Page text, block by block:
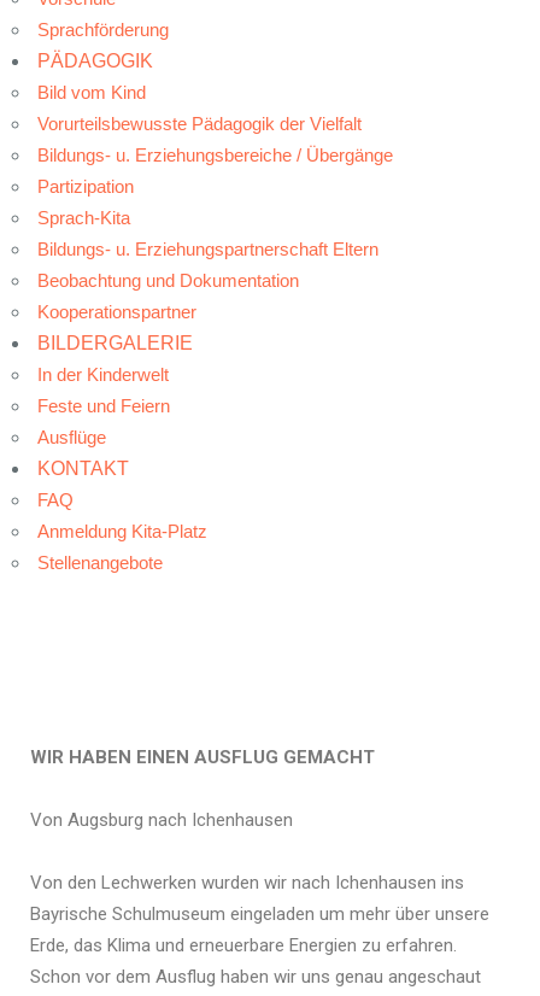
Sprachförderung
PÄDAGOGIK
Bild vom Kind
Vorurteilsbewusste Pädagogik der Vielfalt
Bildungs- u. Erziehungsbereiche / Übergänge
Partizipation
Sprach-Kita
Bildungs- u. Erziehungspartnerschaft Eltern
Beobachtung und Dokumentation
Kooperationspartner
BILDERGALERIE
In der Kinderwelt
Feste und Feiern
Ausflüge
KONTAKT
FAQ
Anmeldung Kita-Platz
Stellenangebote
WIR HABEN EINEN AUSFLUG GEMACHT
Von Augsburg nach Ichenhausen
Von den Lechwerken wurden wir nach Ichenhausen ins
Bayrische Schulmuseum eingeladen um mehr über unsere
Erde, das Klima und erneuerbare Energien zu erfahren.
Schon vor dem Ausflug haben wir uns genau angeschaut